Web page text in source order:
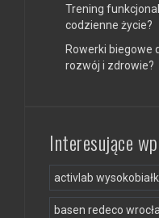
Trening
codzienne życie?
Rowerki biegowe
rozwój i zdrowie?
Interesujące
activlab
basen redeco